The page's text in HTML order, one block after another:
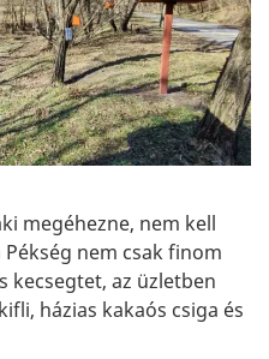
megéhezne, nem kell
nem csak finom
kecsegtet, az üzletben
házias kakaós csiga és